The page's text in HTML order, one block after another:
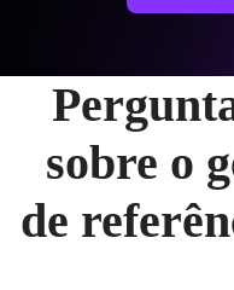
sobre o
de